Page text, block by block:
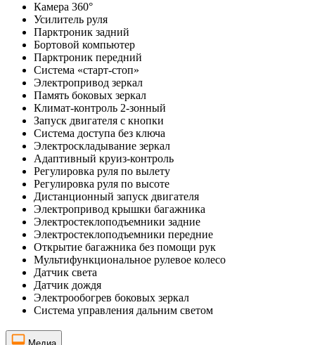
Камера 360°
Усилитель руля
Парктроник задний
Бортовой компьютер
Парктроник передний
Система «старт-стоп»
Электропривод зеркал
Память боковых зеркал
Климат-контроль 2-зонный
Запуск двигателя с кнопки
Система доступа без ключа
Электроскладывание зеркал
Адаптивный круиз-контроль
Регулировка руля по вылету
Регулировка руля по высоте
Дистанционный запуск двигателя
Электропривод крышки багажника
Электростеклоподъемники задние
Электростеклоподъемники передние
Открытие багажника без помощи рук
Мультифункциональное рулевое колесо
Датчик света
Датчик дождя
Электрообогрев боковых зеркал
Система управления дальним светом